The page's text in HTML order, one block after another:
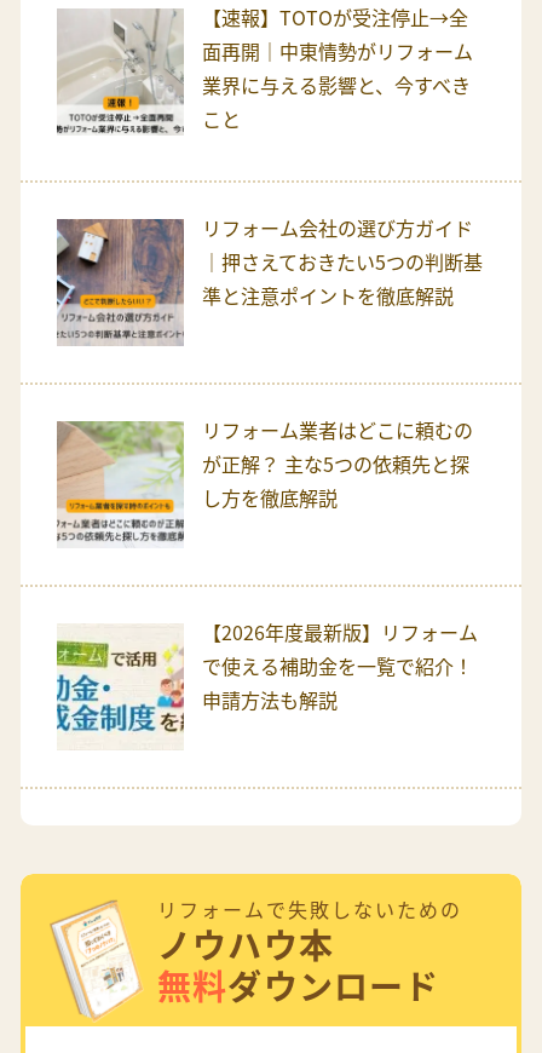
【速報】TOTOが受注停止→全
面再開｜中東情勢がリフォーム
業界に与える影響と、今すべき
こと
リフォーム会社の選び方ガイド
｜押さえておきたい5つの判断基
準と注意ポイントを徹底解説
リフォーム業者はどこに頼むの
が正解？ 主な5つの依頼先と探
し方を徹底解説
【2026年度最新版】リフォーム
で使える補助金を一覧で紹介！
申請方法も解説
リフォームで失敗しないための
ノウハウ本
無料ダウンロード